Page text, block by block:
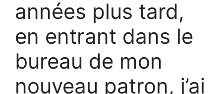
années plus tard,
en entrant dans le
bureau de mon
nouveau patron, j’ai